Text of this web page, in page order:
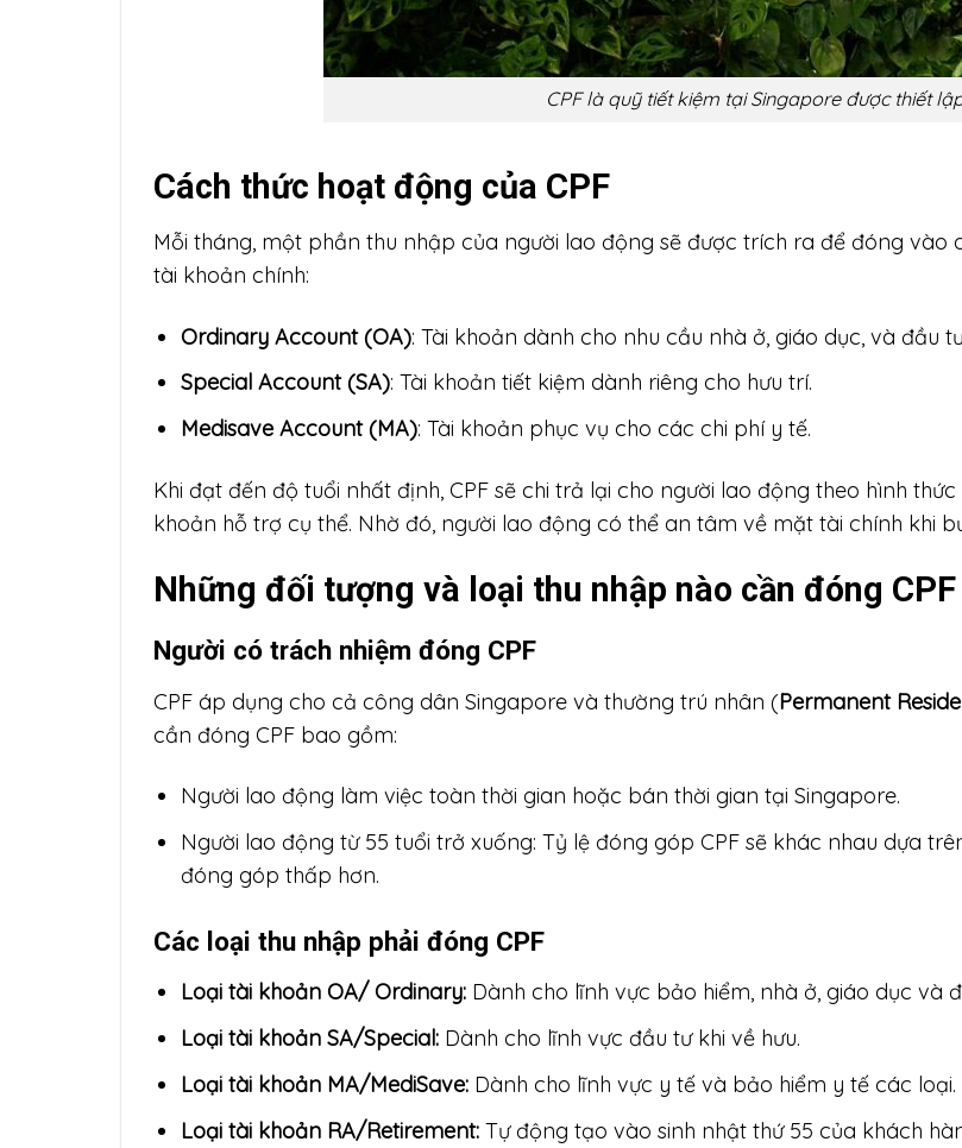
CPF là quỹ tiết kiệm tại Singapore được thiết
Cách thức hoạt động của CPF
Mỗi tháng, một phần thu nhập của người lao động sẽ được trích ra để đóng vào
tài khoản chính:
Ordinary Account (OA): Tài khoản dành cho nhu cầu nhà ở, giáo dục, và đầu
Special Account (SA): Tài khoản tiết kiệm dành riêng cho hưu trí.
Medisave Account (MA): Tài khoản phục vụ cho các chi phí y tế.
Khi đạt đến độ tuổi nhất định, CPF sẽ chi trả lại cho người lao động theo hình
khoản hỗ trợ cụ thể. Nhờ đó, người lao động có thể an tâm về mặt tài chính khi
Những đối tượng và loại thu nhập nào cần đóng CPF
Người có trách nhiệm đóng CPF
CPF áp dụng cho cả công dân Singapore và thường trú nhân (Permanent
cần đóng CPF bao gồm:
Người lao động làm việc toàn thời gian hoặc bán thời gian tại Singapore.
Người lao động từ 55 tuổi trở xuống: Tỷ lệ đóng góp CPF sẽ khác nhau dựa
đóng góp thấp hơn.
Các loại thu nhập phải đóng CPF
Loại tài khoản OA/ Ordinary: Dành cho lĩnh vực bảo hiểm, nhà ở, giáo dục và
Loại tài khoản SA/Special: Dành cho lĩnh vực đầu tư khi về hưu.
Loại tài khoản MA/MediSave: Dành cho lĩnh vực y tế và bảo hiểm y tế các loại.
Loại tài khoản RA/Retirement: Tự động tạo vào sinh nhật thứ 55 của khách